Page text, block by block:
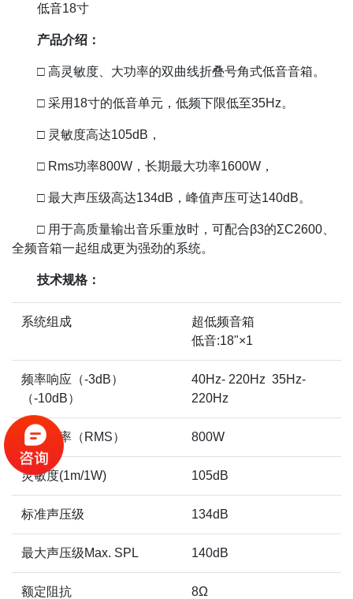
低音18寸
产品介绍：
□ 高灵敏度、大功率的双曲线折叠号角式低音音箱。
□ 采用18寸的低音单元，低频下限低至35Hz。
□ 灵敏度高达105dB，
□ Rms功率800W，长期最大功率1600W，
□ 最大声压级高达134dB，峰值声压可达140dB。
□ 用于高质量输出音乐重放时，可配合β3的ΣC2600、
全频音箱一起组成更为强劲的系统。
技术规格：
系统组成
超低频音箱
低音:18"×1
频率响应（-3dB）
（-10dB）
40Hz- 220Hz 35Hz-
220Hz
额定功率（RMS） 800W
灵敏度(1m/1W) 105dB
标准声压级 134dB
最大声压级Max. SPL 140dB
额定阻抗 8Ω